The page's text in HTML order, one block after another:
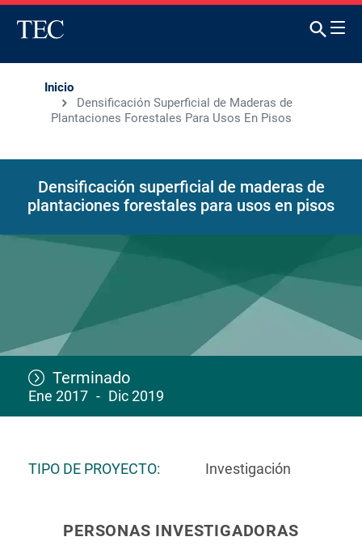
Inicio
Densificación Superficial de Maderas de
Plantaciones Forestales Para Usos En Pisos
Densificación superficial de maderas de
plantaciones forestales para usos en pisos
Terminado
Ene 2017 Dic 2019
TIPO DE PROYECTO Investigación
PERSONAS INVESTIGADORAS